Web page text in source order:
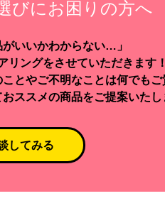
びにお困りの方へ
がいいかわからない…」
リングをさせていただきます！
とやご不明なことは何でもご
ススメの商品をご提案いたし
してみる